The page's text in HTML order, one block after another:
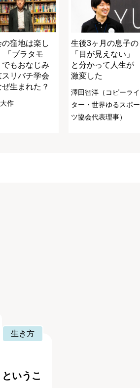
の窪地は楽し
「ブラタモ
でもおなじみ
スリバチ学会
ぜ生まれた？
作
生後3ヶ月の息子の
「目が見えない」
と分かって人生が
激変した
澤田智洋（コピーライ
ター・世界ゆるスポー
ツ協会代表理事）
生き方
いうこ